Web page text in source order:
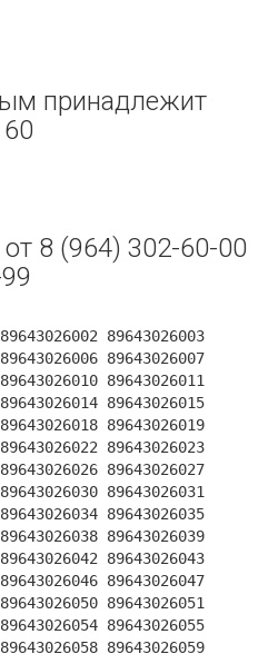
принадлежит
8 (964) 302-60-00
89643026003
89643026007
89643026011
89643026015
89643026019
89643026023
89643026027
89643026031
89643026035
89643026039
89643026043
89643026047
89643026051
89643026055
89643026059